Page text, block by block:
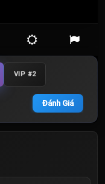
VIP #2
Đánh Giá